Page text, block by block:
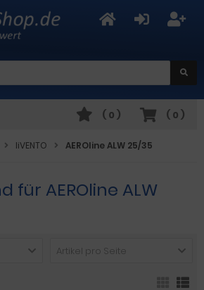
( 0 )
( 0 )
liVENTO AEROline ALW 25/35
für AEROline ALW
Artikel pro Seite